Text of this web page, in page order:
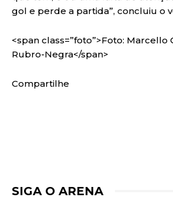
gol e perde a partida”, concluiu o
<span class=”foto”>Foto: Marcello
Rubro-Negra</span>
Compartilhe
SIGA O ARENA